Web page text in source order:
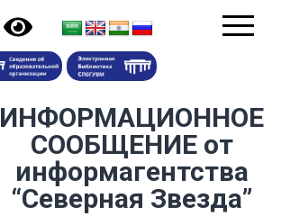
ИНФОРМАЦИОННОЕ
СООБЩЕНИЕ от
информагентства
“Северная Звезда”